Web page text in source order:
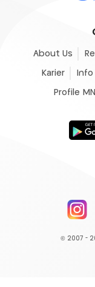
About Us
Karier Info
Profile
© 2007 -